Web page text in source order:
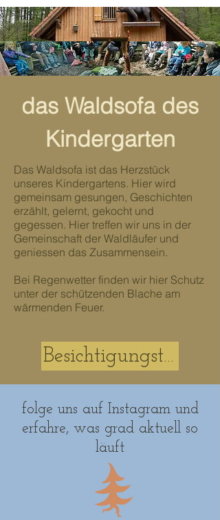
das Waldsofa des
Kindergarten
Das Waldsofa ist das Herzstück
unseres Kindergartens. Hier wird
gemeinsam gesungen, Geschichten
erzählt, gelernt, gekocht und
gegessen. Hier treffen wir uns in der
Gemeinschaft der Waldläufer und
geniessen das Zusammensein.
Bei Regenwetter finden wir hier Schutz
unter der schützenden Blache am
wärmenden Feuer.
Besichtigungstour
folge uns auf Instagram und
erfahre, was grad aktuell so
läuft